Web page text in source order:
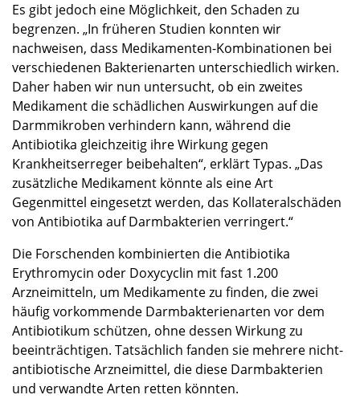
Es gibt jedoch eine Möglichkeit, den Schaden zu
begrenzen. „In früheren Studien konnten wir
nachweisen, dass Medikamenten-Kombinationen bei
verschiedenen Bakterienarten unterschiedlich wirken.
Daher haben wir nun untersucht, ob ein zweites
Medikament die schädlichen Auswirkungen auf die
Darmmikroben verhindern kann, während die
Antibiotika gleichzeitig ihre Wirkung gegen
Krankheitserreger beibehalten“, erklärt Typas. „Das
zusätzliche Medikament könnte als eine Art
Gegenmittel eingesetzt werden, das Kollateralschäden
von Antibiotika auf Darmbakterien verringert.“
Die Forschenden kombinierten die Antibiotika
Erythromycin oder Doxycyclin mit fast 1.200
Arzneimitteln, um Medikamente zu finden, die zwei
häufig vorkommende Darmbakterienarten vor dem
Antibiotikum schützen, ohne dessen Wirkung zu
beeinträchtigen. Tatsächlich fanden sie mehrere nicht-
antibiotische Arzneimittel, die diese Darmbakterien
und verwandte Arten retten könnten.